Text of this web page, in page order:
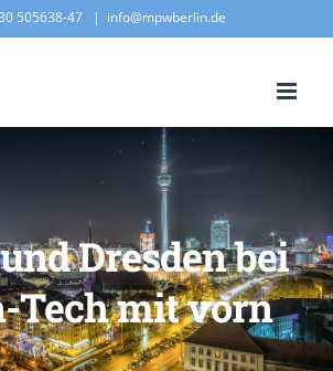
505638-47 | info@mpwberlin.de
Dresden bei
Tech mit vorn